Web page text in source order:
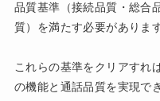
品質基準（接続品質・総合
質）を満たす必要があります
これらの基準をクリアすれ
の機能と通話品質を実現で